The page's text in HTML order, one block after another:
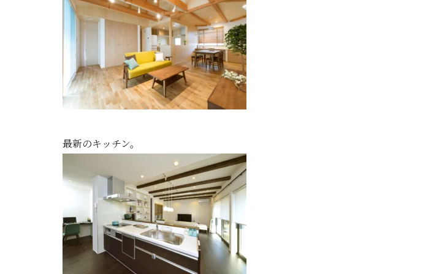
最新のキッチン。